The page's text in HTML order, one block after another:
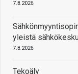
7.8.2026
yleistä
7.8.2026
Tekoäly